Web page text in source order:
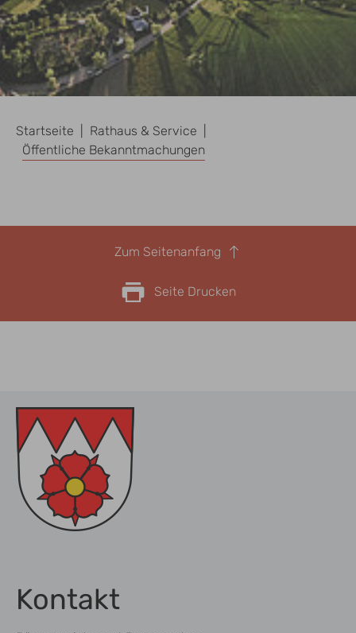
Startseite
Rathaus & Service
Öffentliche Bekanntmachungen
Zum Seitenanfang
Seite Drucken
Kontakt